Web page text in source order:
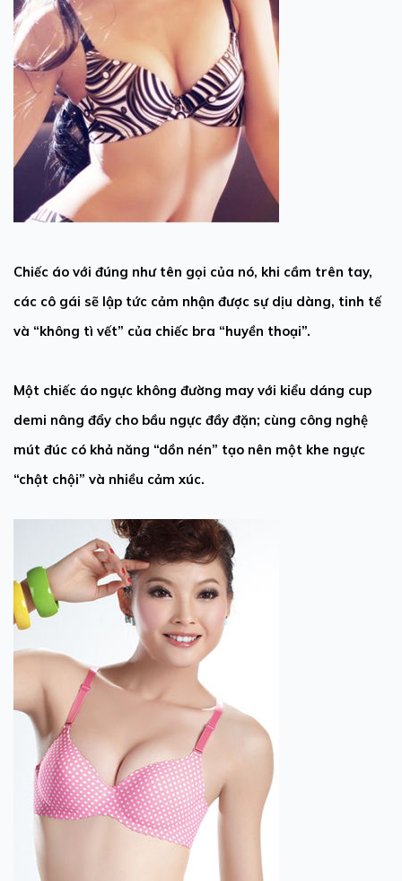
Chiếc áo với đúng như tên gọi của nó, khi cầm trên tay,
các cô gái sẽ lập tức cảm nhận được sự dịu dàng, tinh tế
và “không tì vết” của chiếc bra “huyền thoại”.
Một chiếc áo ngực không đường may với kiểu dáng cup
demi nâng đẩy cho bầu ngực đầy đặn; cùng công nghệ
mút đúc có khả năng “dồn nén” tạo nên một khe ngực
“chật chội” và nhiều cảm xúc.